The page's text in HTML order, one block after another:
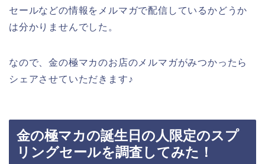
セールなどの情報をメルマガで配信しているかどうか
は分かりませんでした。
なので、金の極マカのお店のメルマガがみつかったら
シェアさせていただきます♪
金の極マカの誕生日の人限定のスプ
リングセールを調査してみた！